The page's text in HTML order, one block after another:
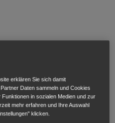
Fahrverhalten des ZR-V,
und einem
jede Fahrt aufwertet.
erklären Sie sich damit
Daten sammeln und Cookies
in sozialen Medien und zur
mehr erfahren und Ihre Auswahl
klicken.